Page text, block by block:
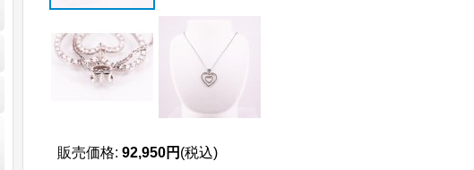
販売価格: 92,950円 (税込)